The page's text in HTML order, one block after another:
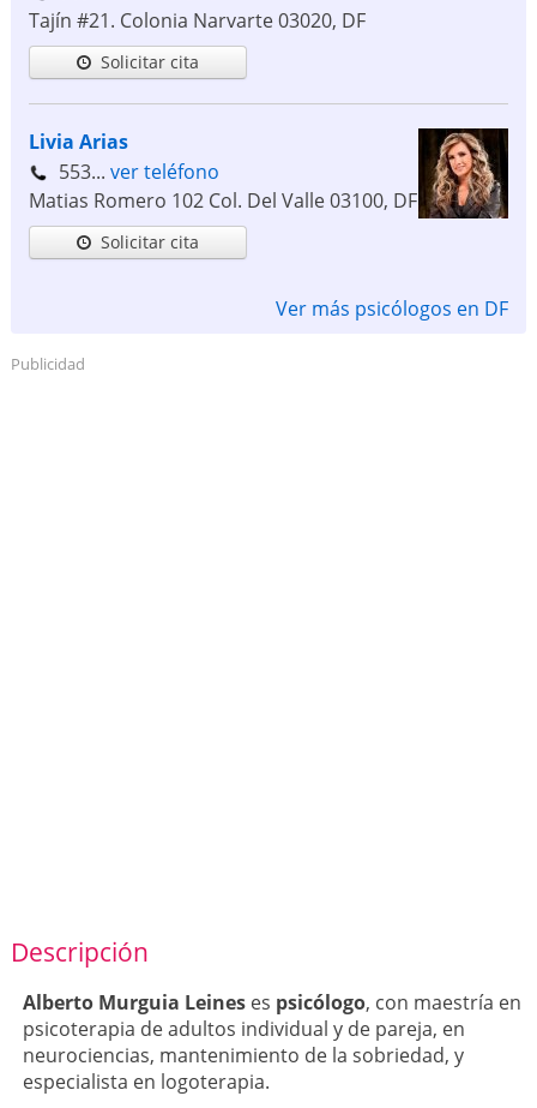
Tajín #21. Colonia Narvarte03020, DF
Solicitar cita
Livia Arias
553... ver teléfono
Matias Romero 102 Col. Del Valle03100, DF
Solicitar cita
Ver más psicólogos en DF
Publicidad
Descripción
Alberto Murguia Leineses psicólogo, con maestría en
psicoterapia de adultos individual y de pareja, en
neurociencias, mantenimiento de la sobriedad, y
especialista en logoterapia.